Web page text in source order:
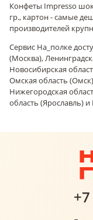
Конфеты Impresso
гр., картон - самые
производителей
Сервис На_полке
(Москва),
Новосибирская
Омская область
Нижегородская
область (Ярославль) и